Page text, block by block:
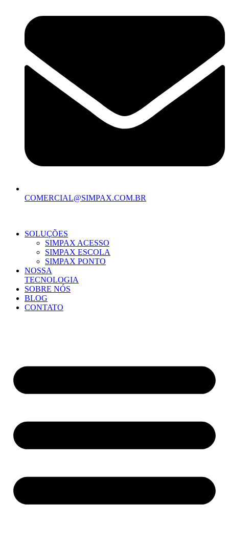
COMERCIAL@SIMPAX.COM.BR
SOLUÇÕES
SIMPAX ACESSO
SIMPAX ESCOLA
SIMPAX PONTO
NOSSA
TECNOLOGIA
SOBRE NÓS
BLOG
CONTATO